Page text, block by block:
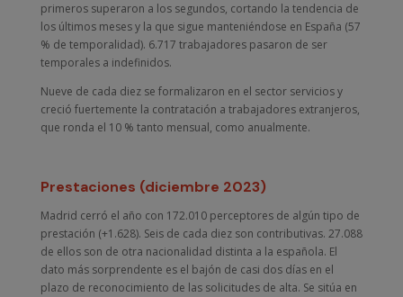
primeros superaron a los segundos, cortando la tendencia de
los últimos meses y la que sigue manteniéndose en España (57
% de temporalidad). 6.717 trabajadores pasaron de ser
temporales a indefinidos.
Nueve de cada diez se formalizaron en el sector servicios y
creció fuertemente la contratación a trabajadores extranjeros,
que ronda el 10 % tanto mensual, como anualmente.
Prestaciones (diciembre 2023)
Madrid cerró el año con 172.010 perceptores de algún tipo de
prestación (+1.628). Seis de cada diez son contributivas. 27.088
de ellos son de otra nacionalidad distinta a la española. El
dato más sorprendente es el bajón de casi dos días en el
plazo de reconocimiento de las solicitudes de alta. Se sitúa en